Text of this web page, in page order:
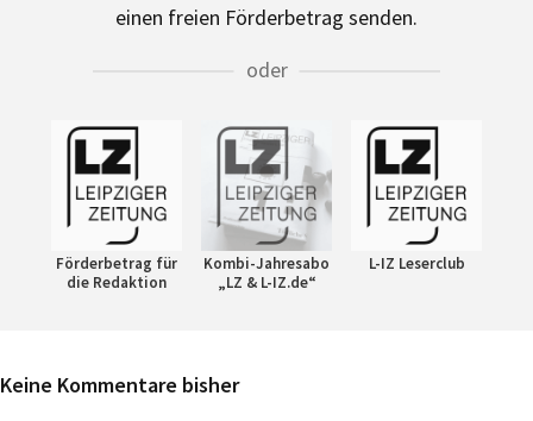
einen freien Förderbetrag senden.
oder
Förderbetrag für
die Redaktion
Kombi-Jahresabo
„LZ & L-IZ.de“
L-IZ Leserclub
Keine Kommentare bisher